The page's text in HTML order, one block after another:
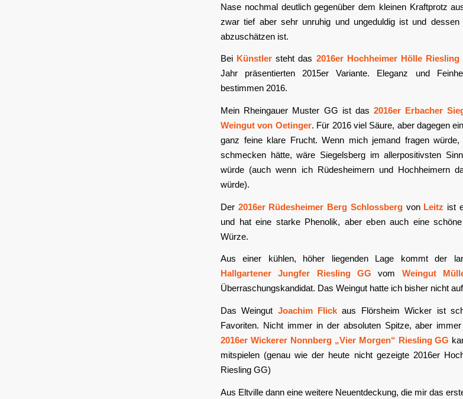
Nase nochmal deutlich gegenüber dem kleinen Kraftprotz
zwar tief aber sehr unruhig und ungeduldig ist und
abzuschätzen ist.
Bei Künstler steht das 2016er Hochheimer Hölle Riesling
Jahr präsentierten 2015er Variante. Eleganz und
bestimmen 2016.
Mein Rheingauer Muster GG ist das2016er Erbacher
Weingut von Oetinger. Für 2016 viel Säure, aber dagegen
ganz feine klare Frucht. Wenn mich jemand fragen
schmecken hätte, wäre Siegelsberg im allerpositivsten
würde (auch wenn ich Rüdesheimern und Hochheimern
würde).
Der 2016er Rüdesheimer Berg Schlossbergvon Leitz ist
und hat eine starke Phenolik, aber eben auch eine
Würze.
Aus einer kühlen, höher liegenden Lage kommt der
Hallgartener Jungfer Riesling GG vom Weingut
Überraschungskandidat. Das Weingut hatte ich bisher nicht
Das Weingut Joachim Flick aus Flörsheim Wicker ist
Favoriten. Nicht immer in der absoluten Spitze, aber
2016er Wickerer Nonnberg „Vier Morgen“ Riesling GG
mitspielen (genau wie der heute nicht gezeigte 2016er
Riesling GG)
Aus Eltville dann eine weitere Neuentdeckung, die mir das